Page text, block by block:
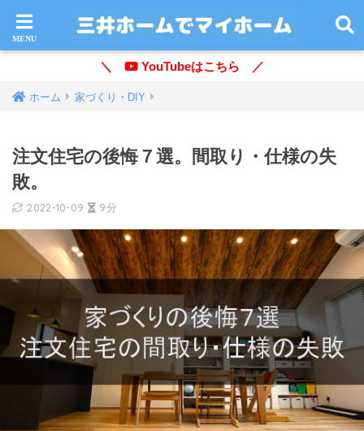
＼ YouTubeはこちら ／
ホーム 家づくり・DIY
注文住宅の後悔７選。間取り・仕様の失
敗。
2022-10-09 9分